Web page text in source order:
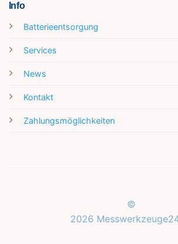
Info
Batterieentsorgung
Services
News
Kontakt
Zahlungsmöglichkeiten
©
2026